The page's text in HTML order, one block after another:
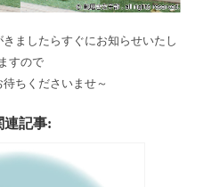
ましたらすぐにお知らせいたし
ますので
ちくださいませ～
連記事: